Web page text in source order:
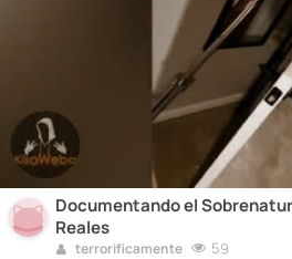
Documentando el
Reales
terrorificamente 59